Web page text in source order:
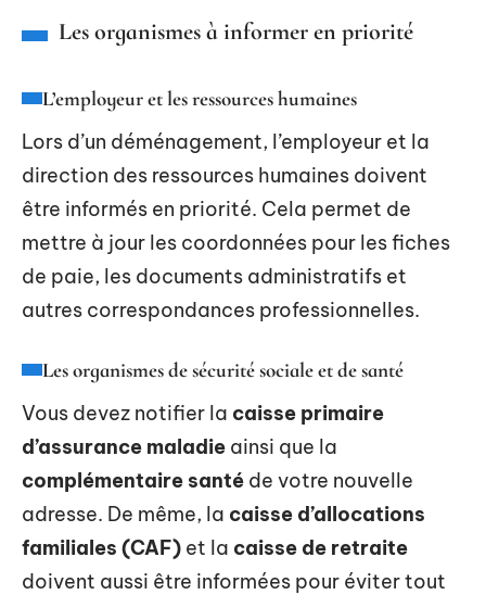
Les organismes à informer en priorité
L’employeur et les ressources humaines
Lors d’un déménagement, l’employeur et la
direction des ressources humaines doivent
être informés en priorité. Cela permet de
mettre à jour les coordonnées pour les fiches
de paie, les documents administratifs et
autres correspondances professionnelles.
Les organismes de sécurité sociale et de santé
Vous devez notifier la caisse primaire
d’assurance maladie ainsi que la
complémentaire santé de votre nouvelle
adresse. De même, la caisse d’allocations
familiales (CAF) et la caisse de retraite
doivent aussi être informées pour éviter tout